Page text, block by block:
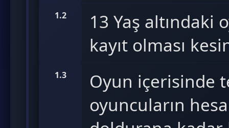
1.2
13 Yaş altındaki
kayıt olması
1.3
Oyun içerisinde
oyuncuların